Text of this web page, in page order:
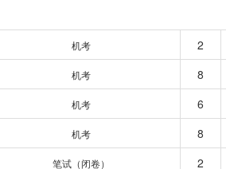
机考 2
机考 8
机考 6
机考 8
笔试（闭卷） 2